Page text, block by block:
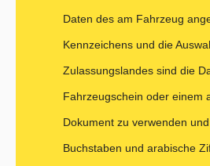
Daten des am Fahrzeug
Kennzeichens und die
Zulassungslandes sind die
Fahrzeugschein oder einem
Dokument zu verwenden
Buchstaben und arabische